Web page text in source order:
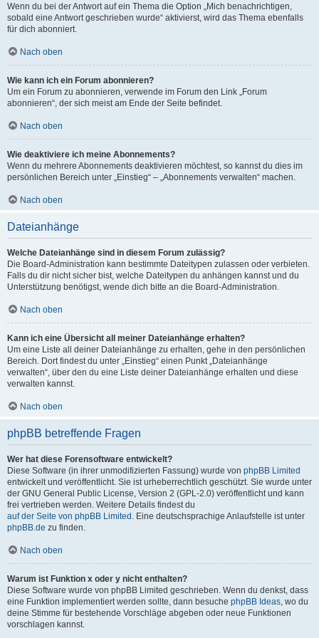
Wenn du bei der Antwort auf ein Thema die Option „Mich benachrichtigen,
sobald eine Antwort geschrieben wurde“ aktivierst, wird das Thema ebenfalls
für dich abonniert.
Nach oben
Wie kann ich ein Forum abonnieren?
Um ein Forum zu abonnieren, verwende im Forum den Link „Forum
abonnieren“, der sich meist am Ende der Seite befindet.
Nach oben
Wie deaktiviere ich meine Abonnements?
Wenn du mehrere Abonnements deaktivieren möchtest, so kannst du dies im
persönlichen Bereich unter „Einstieg“ – „Abonnements verwalten“ machen.
Nach oben
Dateianhänge
Welche Dateianhänge sind in diesem Forum zulässig?
Die Board-Administration kann bestimmte Dateitypen zulassen oder verbieten.
Falls du dir nicht sicher bist, welche Dateitypen du anhängen kannst und du
Unterstützung benötigst, wende dich bitte an die Board-Administration.
Nach oben
Kann ich eine Übersicht all meiner Dateianhänge erhalten?
Um eine Liste all deiner Dateianhänge zu erhalten, gehe in den persönlichen
Bereich. Dort findest du unter „Einstieg“ einen Punkt „Dateianhänge
verwalten“, über den du eine Liste deiner Dateianhänge erhalten und diese
verwalten kannst.
Nach oben
phpBB betreffende Fragen
Wer hat diese Forensoftware entwickelt?
Diese Software (in ihrer unmodifizierten Fassung) wurde von phpBB Limited
entwickelt und veröffentlicht. Sie ist urheberrechtlich geschützt. Sie wurde unter
der GNU General Public License, Version 2 (GPL-2.0) veröffentlicht und kann
frei vertrieben werden. Weitere Details findest du
auf der Seite von phpBB Limited . Eine deutschsprachige Anlaufstelle ist unter
phpBB.de zu finden.
Nach oben
Warum ist Funktion x oder y nicht enthalten?
Diese Software wurde von phpBB Limited geschrieben. Wenn du denkst, dass
eine Funktion implementiert werden sollte, dann besuche phpBB Ideas, wo du
deine Stimme für bestehende Vorschläge abgeben oder neue Funktionen
vorschlagen kannst.